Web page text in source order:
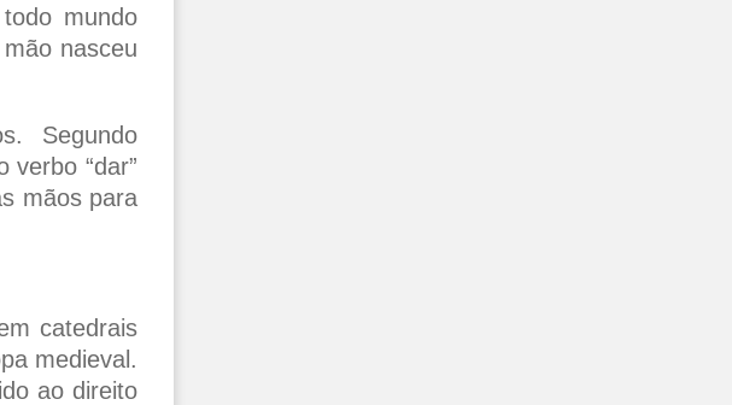
mundo
nasceu
Segundo
verbo “dar”
mãos para
catedrais
medieval.
ao direito